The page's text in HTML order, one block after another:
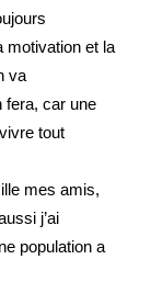
motivation et la
va
fera, car une
tout
mes amis,
j’ai
population a